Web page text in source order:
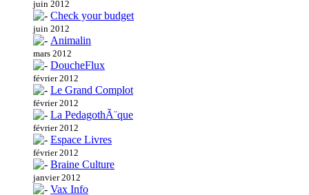
juin 2012
Check your budget
juin 2012
Animalin
mars 2012
DoucheFlux
février 2012
Le Grand Complot
février 2012
La PedagothÃ¨que
février 2012
Espace Livres
février 2012
Braine Culture
janvier 2012
Vax Info